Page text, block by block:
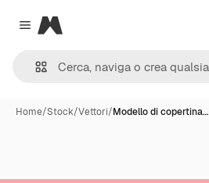
Close menu
Magnific
Home/Stock/Vettori/Modello di copertina…